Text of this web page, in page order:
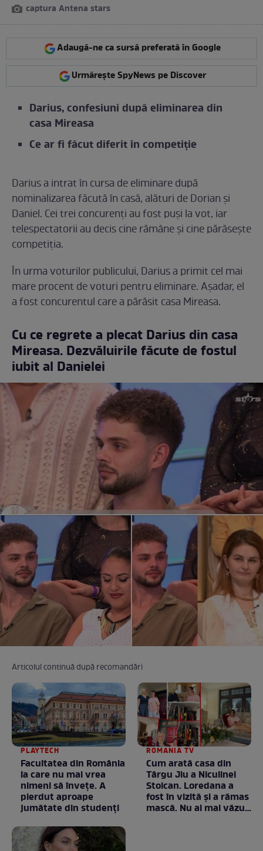
captura Antena stars
Adaugă-ne ca sursă preferată în Google
Urmărește SpyNews pe Discover
Darius, confesiuni după eliminarea din
casa Mireasa
Ce ar fi făcut diferit în competiție
Darius a intrat în cursa de eliminare după
nominalizarea făcută în casă, alături de Dorian și
Daniel. Cei trei concurenți au fost puși la vot, iar
telespectatorii au decis cine rămâne și cine părăsește
competiția.
În urma voturilor publicului, Darius a primit cel mai
mare procent de voturi pentru eliminare. Așadar, el
a fost concurentul care a părăsit casa Mireasa.
Cu ce regrete a plecat Darius din casa
Mireasa. Dezvăluirile făcute de fostul
iubit al Danielei
Articolul continuă după recomandări
PLAYTECH
Facultatea din România
la care nu mai vrea
nimeni să înveţe. A
pierdut aproape
jumătate din studenţi
ROMANIA TV
Cum arată casa din
Târgu Jiu a Niculinei
Stoican. Loredana a
fost în vizită și a rămas
mască. Nu ai mai văzut